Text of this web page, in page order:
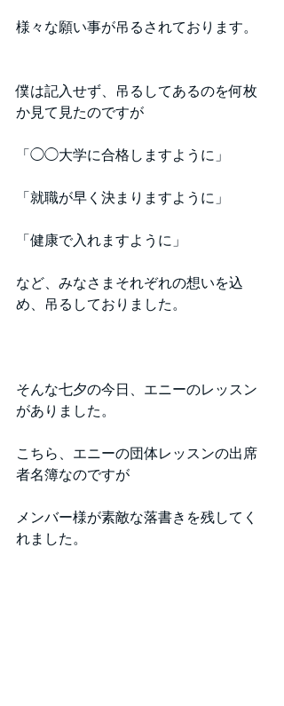
様々な願い事が吊るされております。
僕は記入せず、吊るしてあるのを何枚
か見て見たのですが
「◯◯大学に合格しますように」
「就職が早く決まりますように」
「健康で入れますように」
など、みなさまそれぞれの想いを込
め、吊るしておりました。
そんな七夕の今日、エニーのレッスン
がありました。
こちら、エニーの団体レッスンの出席
者名簿なのですが
メンバー様が素敵な落書きを残してく
れました。